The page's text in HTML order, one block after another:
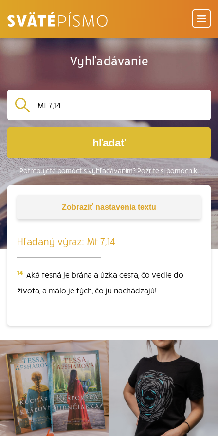
Vyhľadávanie
hľadať
Potrebujete pomôcť s vyhľadávaním? Pozrite sipomocník.
Zobraziť nastavenia textu
Hľadaný výraz: Mt 7,14
14 Aká tesná je brána a úzka cesta, čo vedie do
života, a málo je tých, čo ju nachádzajú!